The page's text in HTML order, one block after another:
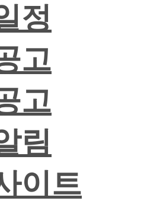
정
고
고
림
이트